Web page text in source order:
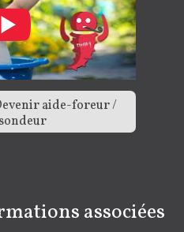
aide-foreur /
associées